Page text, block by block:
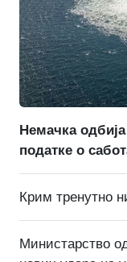
Немачка
податке о
Крим тренутно
Министарство